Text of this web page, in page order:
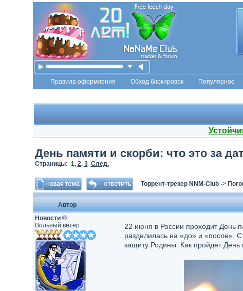
Правила оформления Обход блокировок Популярное
День памяти и скорби: что это за
Страницы: 1, 2, 3 След.
Торрент-трекер NNM-Club->
Автор
Новости ®
Вольный ветер
22 июня в России проходит День
разделилась на «до» и «после».
защиту Родины. Как пройдет День